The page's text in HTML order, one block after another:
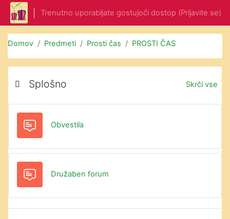
Preskoči na glavno vsebino
Trenutno uporabljate gostujoči dostop (Prijavite se)
Domov Predmeti Prosti čas PROSTI ČAS
Splošno Skrči vse
ObvestilaForum
Družaben forum